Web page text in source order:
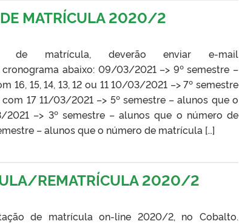
DE MATRÍCULA 2020/2
de matrícula, deverão enviar e-mail
abaixo: 09/03/2021 –> 9º semestre –
15, 14, 13, 12 ou 11 10/03/2021 –> 7º semestre
17 11/03/2021 –> 5º semestre – alunos que o
–> 3º semestre – alunos que o número de
– alunos que o número de matrícula […]
REMATRÍCULA 2020/2
de matrícula on-line 2020/2, no Cobalto.